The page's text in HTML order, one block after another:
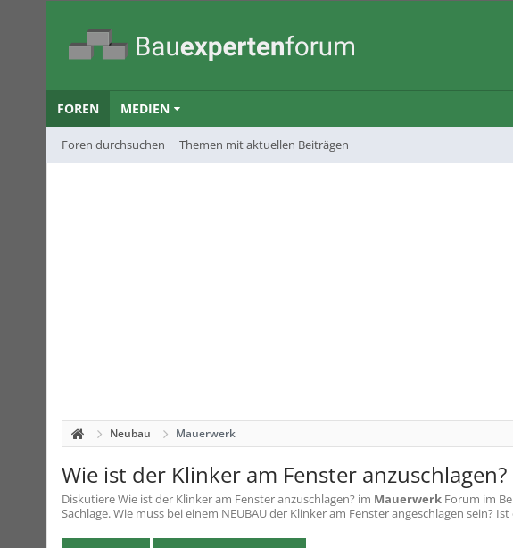
FOREN
Foren durchsuchen Themen mit aktuellen Beiträgen
MEDIEN
Neubau Mauerwerk
Wie ist der Klinker am Fenster anzuschlagen?
DiskutiereWie ist der Klinker am Fenster anzuschlagen? im Mauerwerk Forum im
Sachlage. Wie muss bei einem NEUBAU der Klinker am Fenster angeschlagen sein? Ist